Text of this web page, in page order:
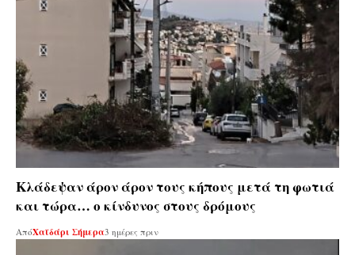
Κλάδεψαν άρον άρον τους κήπους μετά τη φωτιά
και τώρα… ο κίνδυνος στους δρόμους
ΑπόΧαϊδάρι Σήμερα3 ημέρες πριν